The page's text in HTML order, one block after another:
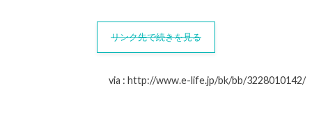
リンク先で続きを見る
via : http://www.e-life.jp/bk/bb/3228010142/